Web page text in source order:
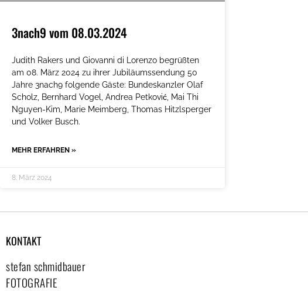
3nach9 vom 08.03.2024
Judith Rakers und Giovanni di Lorenzo begrüßten
am 08. März 2024 zu ihrer Jubiläumssendung 50
Jahre 3nach9 folgende Gäste: Bundeskanzler Olaf
Scholz, Bernhard Vogel, Andrea Petković, Mai Thi
Nguyen-Kim, Marie Meimberg, Thomas Hitzlsperger
und Volker Busch.
MEHR ERFAHREN »
8. März 2024
KONTAKT
stefan schmidbauer
FOTOGRAFIE